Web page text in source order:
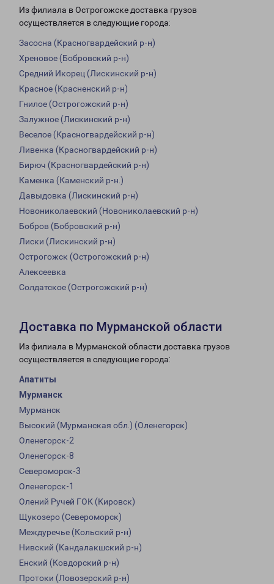
Из филиала в Острогожске доставка грузов
осуществляется в следующие города:
Засосна (Красногвардейский р-н)
Хреновое (Бобровский р-н)
Средний Икорец (Лискинский р-н)
Красное (Красненский р-н)
Гнилое (Острогожский р-н)
Залужное (Лискинский р-н)
Веселое (Красногвардейский р-н)
Ливенка (Красногвардейский р-н)
Бирюч (Красногвардейский р-н)
Каменка (Каменский р-н.)
Давыдовка (Лискинский р-н)
Новониколаевский (Новониколаевский р-н)
Бобров (Бобровский р-н)
Лиски (Лискинский р-н)
Острогожск (Острогожский р-н)
Алексеевка
Солдатское (Острогожский р-н)
Доставка по Мурманской области
Из филиала в Мурманской области доставка грузов
осуществляется в следующие города:
Апатиты
Мурманск
Мурманск
Высокий (Мурманская обл.) (Оленегорск)
Оленегорск-2
Оленегорск-8
Североморск-3
Оленегорск-1
Олений Ручей ГОК (Кировск)
Щукозеро (Североморск)
Междуречье (Кольский р-н)
Нивский (Кандалакшский р-н)
Енский (Ковдорский р-н)
Протоки (Ловозерский р-н)